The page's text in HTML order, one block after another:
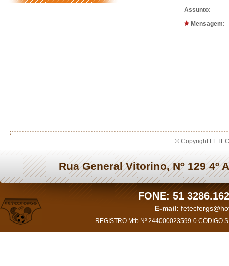
Assunto:
Mensagem:
© Copyright
Rua General Vitorino, Nº 129 4º
FONE: 51
E-mail:
REGISTRO Mtb Nº 244000023599-0 CÓDIGO